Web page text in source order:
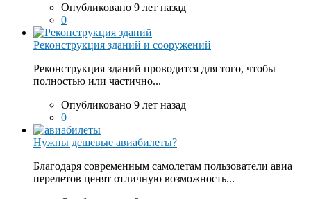
Опубликовано 9 лет назад
0
Реконструкция зданий и сооружений
Реконструкция зданий проводится для того, чтобы
полностью или частично...
Опубликовано 9 лет назад
0
Нужны дешевые авиабилеты?
Благодаря современным самолетам пользователи авиа
перелетов ценят отличную возможность...